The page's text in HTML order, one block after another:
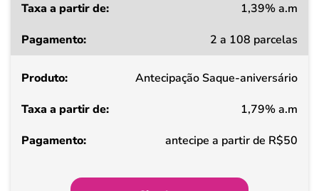
a
de
Pagamento
1,39% a.m
2 a 108 parcelas
Antecipação Saque-aniversário
1,79% a.m
antecipe a partir de R$50